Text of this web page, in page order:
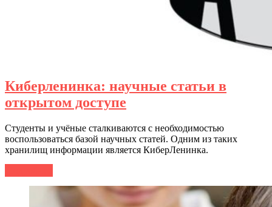
Киберленинка: научные статьи в
открытом доступе
Студенты и учёные сталкиваются с необходимостью
воспользоваться базой научных статей. Одним из таких
хранилищ информации является КиберЛенинка.